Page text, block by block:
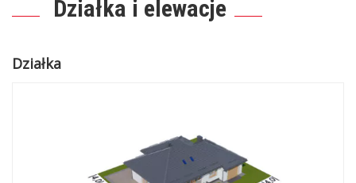
Działka i elewacje
Działka